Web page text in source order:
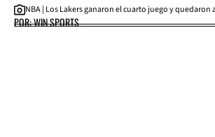
NBA | Los Lakers ganaron el cuarto juego y
POR: WIN SPORTS